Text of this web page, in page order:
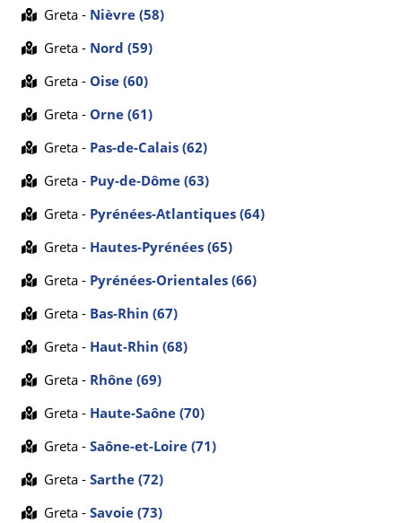
Greta - Nièvre (58)
Greta - Nord (59)
Greta - Oise (60)
Greta - Orne (61)
Greta - Pas-de-Calais (62)
Greta - Puy-de-Dôme (63)
Greta - Pyrénées-Atlantiques (64)
Greta - Hautes-Pyrénées (65)
Greta - Pyrénées-Orientales (66)
Greta - Bas-Rhin (67)
Greta - Haut-Rhin (68)
Greta - Rhône (69)
Greta - Haute-Saône (70)
Greta - Saône-et-Loire (71)
Greta - Sarthe (72)
Greta - Savoie (73)